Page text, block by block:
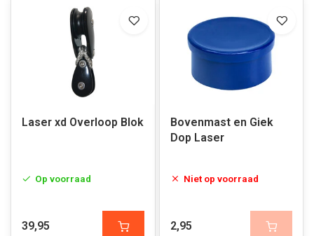
Laser xd Overloop Blok
Op voorraad
39,95
Bovenmast en Giek
Dop Laser
Niet op voorraad
2,95